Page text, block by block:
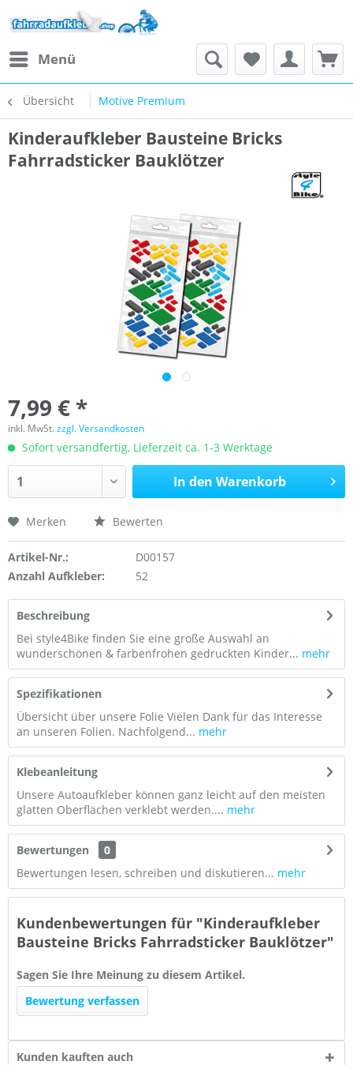
Menü
Übersicht Motive Premium
Kinderaufkleber Bausteine Bricks
Fahrradsticker Bauklötzer
7,99 € *
inkl. MwSt.zzgl. Versandkosten
Sofort versandfertig, Lieferzeit ca. 1-3 Werktage
In den Warenkorb
Merken Bewerten
Artikel-Nr.:
D00157
Anzahl Aufkleber:
52
Beschreibung
Bei style4Bike finden Sie eine große Auswahl an
wunderschönen & farbenfrohen gedruckten Kinder... mehr
Spezifikationen
Übersicht über unsere Folie Vielen Dank für das Interesse
an unseren Folien. Nachfolgend... mehr
Klebeanleitung
Unsere Autoaufkleber können ganz leicht auf den meisten
glatten Oberflächen verklebt werden.... mehr
Bewertungen
0
Bewertungen lesen, schreiben und diskutieren... mehr
Kundenbewertungen für "Kinderaufkleber
Bausteine Bricks Fahrradsticker Bauklötzer"
Sagen Sie Ihre Meinung zu diesem Artikel.
Bewertung verfassen
Kunden kauften auch